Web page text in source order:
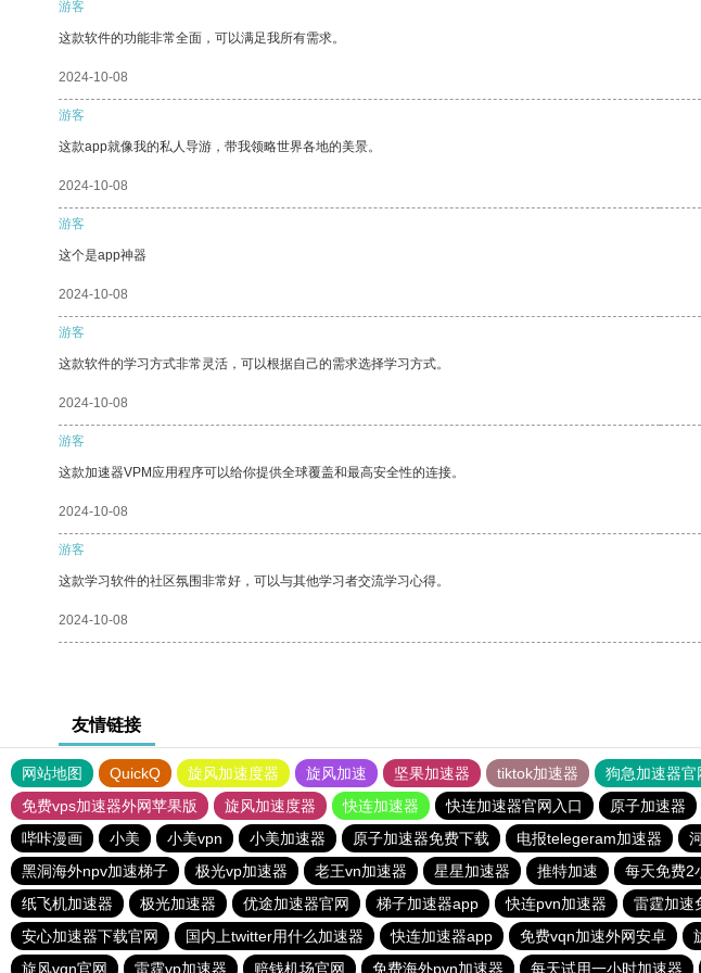
游客
这款软件的功能非常全面，可以满足我所有需求。
2024-10-08
游客
这款app就像我的私人导游，带我领略世界各地的美景。
2024-10-08
游客
这个是app神器
2024-10-08
游客
这款软件的学习方式非常灵活，可以根据自己的需求选择学习方式。
2024-10-08
游客
这款加速器VPM应用程序可以给你提供全球覆盖和最高安全性的连接。
2024-10-08
游客
这款学习软件的社区氛围非常好，可以与其他学习者交流学习心得。
2024-10-08
友情链接
网站地图 QuickQ 旋风加速度器 旋风加速 坚果加速器 tiktok加速器 狗急加速器官
免费vps加速器外网苹果版
旋风加速度器 快连加速器 快连加速器官网入口 原子加速器
哔咔漫画
小美 小美vpn 小美加速器 原子加速器免费下载 电报telegeram加速器
黑洞海外npv加速梯子
极光vp加速器 老王vn加速器 星星加速器 推特加速 每天免费2
纸飞机加速器
极光加速器 优途加速器官网 梯子加速器app 快连pvn加速器 雷霆加速
安心加速器下载官网
国内上twitter用什么加速器 快连加速器app 免费vqn加速外网安卓
旋风vqn官网
雷霆vp加速器 赔钱机场官网 免费海外pvn加速器 每天试用一小时加速器